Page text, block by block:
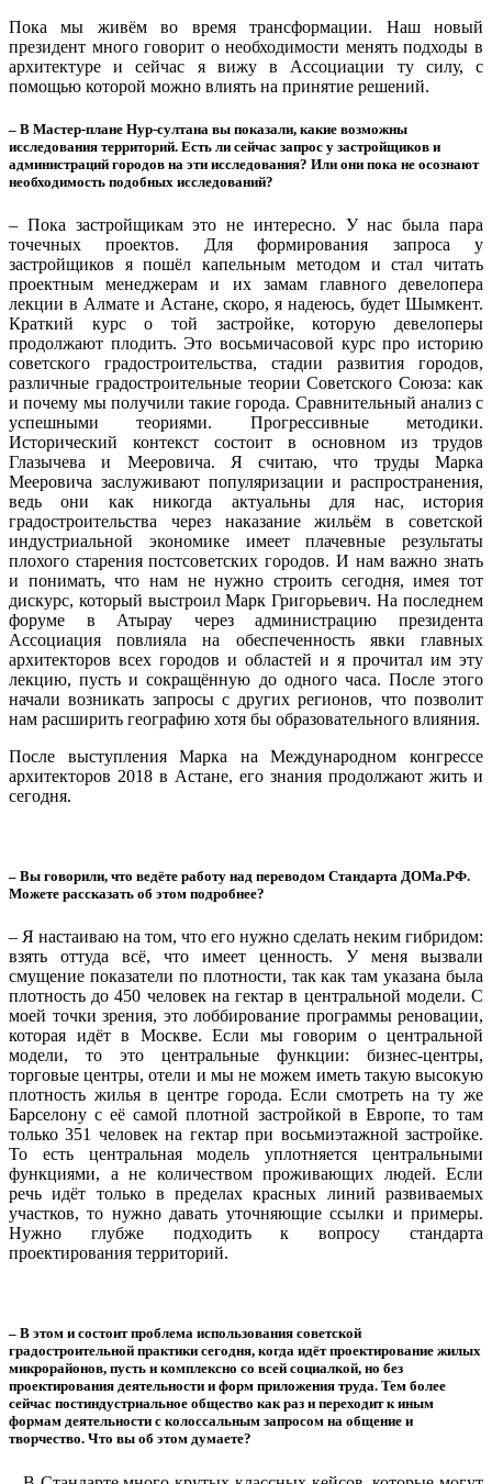
Пока мы живём во время трансформации. Наш новый
президент много говорит о необходимости менять подходы в
архитектуре и сейчас я вижу в Ассоциации ту силу, с
помощью которой можно влиять на принятие решений.
– В Мастер-плане Нур-султана вы показали, какие возможны
исследования территорий. Есть ли сейчас запрос у застройщиков и
администраций городов на эти исследования? Или они пока не осознают
необходимость подобных исследований?
– Пока застройщикам это не интересно. У нас была пара
точечных проектов. Для формирования запроса у
застройщиков я пошёл капельным методом и стал читать
проектным менеджерам и их замам главного девелопера
лекции в Алмате и Астане, скоро, я надеюсь, будет Шымкент.
Краткий курс о той застройке, которую девелоперы
продолжают плодить. Это восьмичасовой курс про историю
советского градостроительства, стадии развития городов,
различные градостроительные теории Советского Союза: как
и почему мы получили такие города. Сравнительный анализ с
успешными теориями. Прогрессивные методики.
Исторический контекст состоит в основном из трудов
Глазычева и Мееровича. Я считаю, что труды Марка
Мееровича заслуживают популяризации и распространения,
ведь они как никогда актуальны для нас, история
градостроительства через наказание жильём в советской
индустриальной экономике имеет плачевные результаты
плохого старения постсоветских городов. И нам важно знать
и понимать, что нам не нужно строить сегодня, имея тот
дискурс, который выстроил Марк Григорьевич. На последнем
форуме в Атырау через администрацию президента
Ассоциация повлияла на обеспеченность явки главных
архитекторов всех городов и областей и я прочитал им эту
лекцию, пусть и сокращённую до одного часа. После этого
начали возникать запросы с других регионов, что позволит
нам расширить географию хотя бы образовательного влияния.
После выступления Марка на Международном конгрессе
архитекторов 2018 в Астане, его знания продолжают жить и
сегодня.
– Вы говорили, что ведёте работу над переводом Стандарта ДОМа.РФ.
Можете рассказать об этом подробнее?
– Я настаиваю на том, что его нужно сделать неким гибридом:
взять оттуда всё, что имеет ценность. У меня вызвали
смущение показатели по плотности, так как там указана была
плотность до 450 человек на гектар в центральной модели. С
моей точки зрения, это лоббирование программы реновации,
которая идёт в Москве. Если мы говорим о центральной
модели, то это центральные функции: бизнес-центры,
торговые центры, отели и мы не можем иметь такую высокую
плотность жилья в центре города. Если смотреть на ту же
Барселону с её самой плотной застройкой в Европе, то там
только 351 человек на гектар при восьмиэтажной застройке.
То есть центральная модель уплотняется центральными
функциями, а не количеством проживающих людей. Если
речь идёт только в пределах красных линий развиваемых
участков, то нужно давать уточняющие ссылки и примеры.
Нужно глубже подходить к вопросу стандарта
проектирования территорий.
– В этом и состоит проблема использования советской
градостроительной практики сегодня, когда идёт проектирование жилых
микрорайонов, пусть и комплексно со всей социалкой, но без
проектирования деятельности и форм приложения труда. Тем более
сейчас постиндустриальное общество как раз и переходит к иным
формам деятельности с колоссальным запросом на общение и
творчество. Что вы об этом думаете?